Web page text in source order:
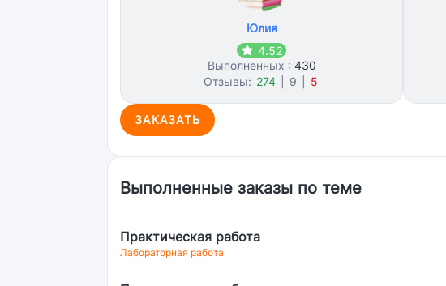
Юлия
4.52
Выполненных : 430
Отзывы: 274 9 5
ЗАКАЗАТЬ
Выполненные заказы по теме
Практическая работа
Лабораторная работа